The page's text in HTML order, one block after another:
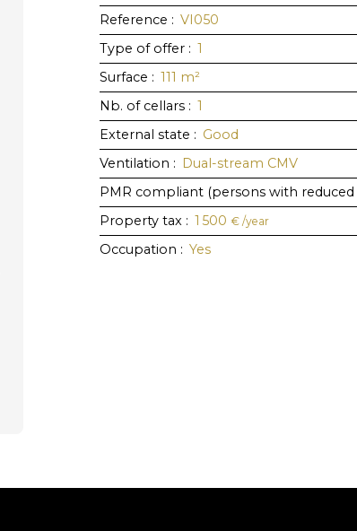
Reference : VI050
Type of offer : 1
Surface : 111 m²
Nb. of cellars : 1
External state : Good
Ventilation : Dual-stream CMV
PMR compliant (persons with
Property tax : 1 500 € /year
Occupation : Yes